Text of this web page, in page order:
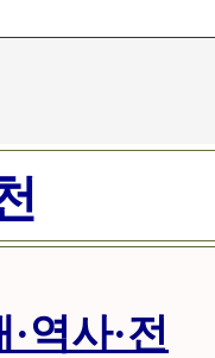
역사·전